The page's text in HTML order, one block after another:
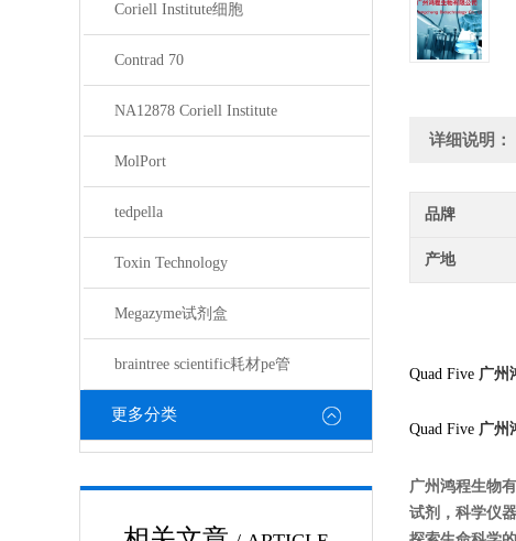
Coriell Institute细胞
Contrad 70
NA12878 Coriell Institute
MolPort
tedpella
Toxin Technology
Megazyme试剂盒
braintree scientific耗材pe管
更多分类
详细说明：
品牌
产地
Quad Five 广州
Quad Five 广州
广州鸿程生物
试剂，科学仪